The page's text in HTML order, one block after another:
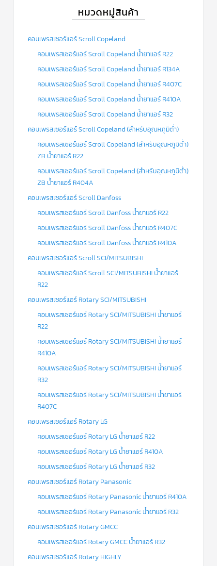
หมวดหมู่สินค้า
คอมเพรสเซอร์แอร์ Scroll Copeland
คอมเพรสเซอร์แอร์ Scroll Copeland น้ำยาแอร์ R22
คอมเพรสเซอร์แอร์ Scroll Copeland น้ำยาแอร์ R134A
คอมเพรสเซอร์แอร์ Scroll Copeland น้ำยาแอร์ R407C
คอมเพรสเซอร์แอร์ Scroll Copeland น้ำยาแอร์ R410A
คอมเพรสเซอร์แอร์ Scroll Copeland น้ำยาแอร์ R32
คอมเพรสเซอร์แอร์ Scroll Copeland (สำหรับอุณหภูมิต่ำ)
คอมเพรสเซอร์แอร์ Scroll Copeland (สำหรับอุณหภูมิต่ำ)
ZB น้ำยาแอร์ R22
คอมเพรสเซอร์แอร์ Scroll Copeland (สำหรับอุณหภูมิต่ำ)
ZB น้ำยาแอร์ R404A
คอมเพรสเซอร์แอร์ Scroll Danfoss
คอมเพรสเซอร์แอร์ Scroll Danfoss น้ำยาแอร์ R22
คอมเพรสเซอร์แอร์ Scroll Danfoss น้ำยาแอร์ R407C
คอมเพรสเซอร์แอร์ Scroll Danfoss น้ำยาแอร์ R410A
คอมเพรสเซอร์แอร์ Scroll SCI/MITSUBISHI
คอมเพรสเซอร์แอร์ Scroll SCI/MITSUBISHI น้ำยาแอร์
R22
คอมเพรสเซอร์แอร์ Rotary SCI/MITSUBISHI
คอมเพรสเซอร์แอร์ Rotary SCI/MITSUBISHI น้ำยาแอร์
R22
คอมเพรสเซอร์แอร์ Rotary SCI/MITSUBISHI น้ำยาแอร์
R410A
คอมเพรสเซอร์แอร์ Rotary SCI/MITSUBISHI น้ำยาแอร์
R32
คอมเพรสเซอร์แอร์ Rotary SCI/MITSUBISHI น้ำยาแอร์
R407C
คอมเพรสเซอร์แอร์ Rotary LG
คอมเพรสเซอร์แอร์ Rotary LG น้ำยาแอร์ R22
คอมเพรสเซอร์แอร์ Rotary LG น้ำยาแอร์ R410A
คอมเพรสเซอร์แอร์ Rotary LG น้ำยาแอร์ R32
คอมเพรสเซอร์แอร์ Rotary Panasonic
คอมเพรสเซอร์แอร์ Rotary Panasonic น้ำยาแอร์ R410A
คอมเพรสเซอร์แอร์ Rotary Panasonic น้ำยาแอร์ R32
คอมเพรสเซอร์แอร์ Rotary GMCC
คอมเพรสเซอร์แอร์ Rotary GMCC น้ำยาแอร์ R32
คอมเพรสเซอร์แอร์ Rotary HIGHLY